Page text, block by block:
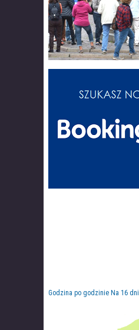
Godzina po godzinie Na 16 dni